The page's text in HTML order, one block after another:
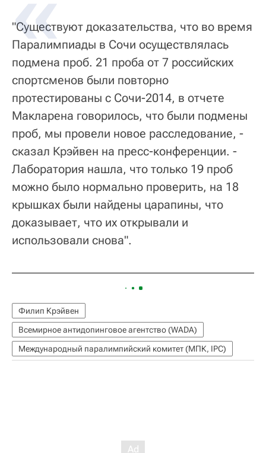
"Существуют доказательства, что во время
Паралимпиады в Сочи осуществлялась
подмена проб. 21 проба от 7 российских
спортсменов были повторно
протестированы с Сочи-2014, в отчете
Макларена говорилось, что были подмены
проб, мы провели новое расследование, -
сказал Крэйвен на пресс-конференции. -
Лаборатория нашла, что только 19 проб
можно было нормально проверить, на 18
крышках были найдены царапины, что
доказывает, что их открывали и
использовали снова".
Филип Крэйвен
Всемирное антидопинговое агентство (WADA)
Международный паралимпийский комитет (МПК, IPC)